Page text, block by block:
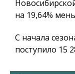
на 19,64%
С начала
поступило 15